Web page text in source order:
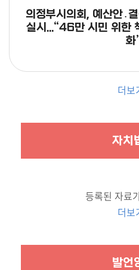
의정부시의회, 예산안․
실시...“46만 시민 위한
화
더보
자치
등록된 자료
더보
발언